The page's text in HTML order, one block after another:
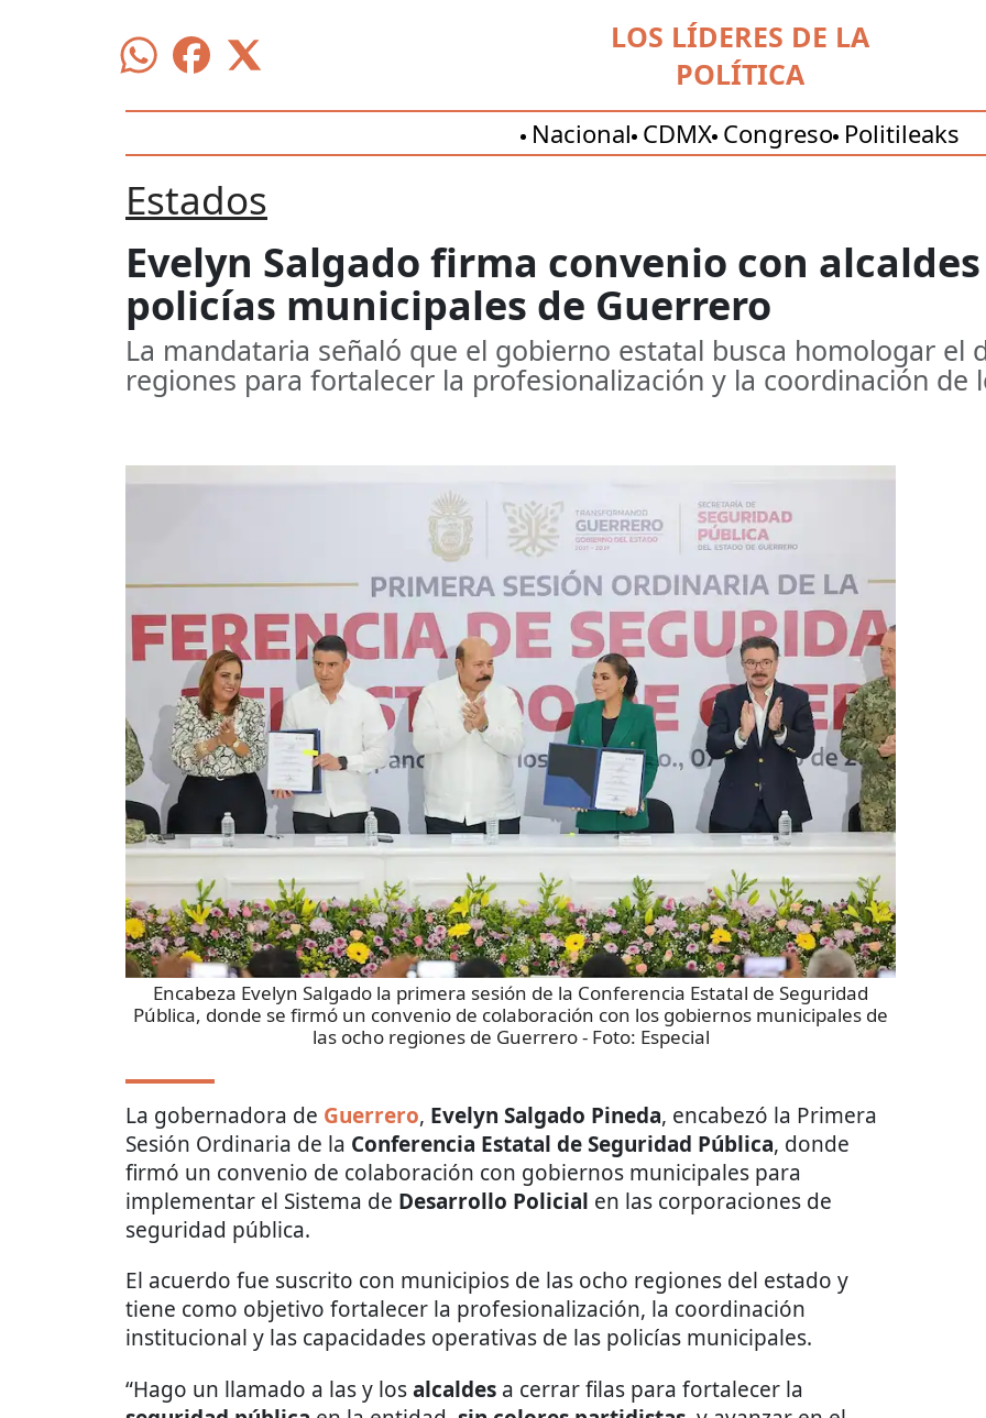
LOS LÍDERES DE LA
POLÍTICA
Nacional CDMX Congreso Politileaks
Estados
Evelyn Salgado firma convenio con
policías municipales de Guerrero
La mandataria señaló que el gobierno estatal busca homologar el
regiones para fortalecer la profesionalización y la coordinación de
Encabeza Evelyn Salgado la primera sesión de la Conferencia Estatal de Seguridad
Pública, donde se firmó un convenio de colaboración con los gobiernos municipales de
las ocho regiones de Guerrero- Foto: Especial
La gobernadora de Guerrero, Evelyn Salgado Pineda, encabezó la Primera
Sesión Ordinaria de la Conferencia Estatal de Seguridad Pública, donde
firmó un convenio de colaboración con gobiernos municipales para
implementar el Sistema de Desarrollo Policial en las corporaciones de
seguridad pública.
El acuerdo fue suscrito con municipios de las ocho regiones del estado y
tiene como objetivo fortalecer la profesionalización, la coordinación
institucional y las capacidades operativas de las policías municipales.
“Hago un llamado a las y losalcaldes a cerrar filas para fortalecer la